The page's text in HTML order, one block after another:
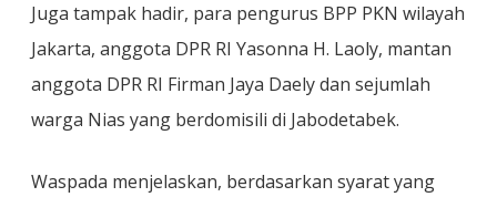
Juga tampak hadir, para pengurus BPP PKN wilayah
Jakarta, anggota DPR RI Yasonna H. Laoly, mantan
anggota DPR RI Firman Jaya Daely dan sejumlah
warga Nias yang berdomisili di Jabodetabek.
Waspada menjelaskan, berdasarkan syarat yang